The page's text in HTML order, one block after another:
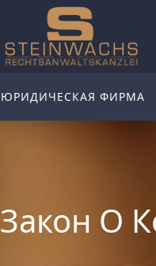
ЮРИДИЧЕСКАЯ ФИРМА
Закон О